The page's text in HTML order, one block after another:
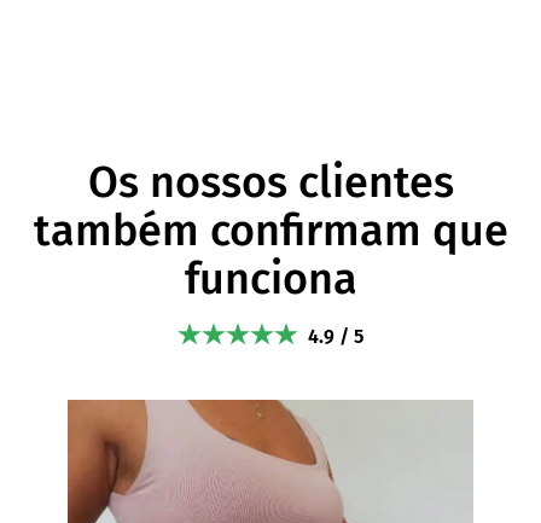
Os nossos clientes
também confirmam que
funciona
4.9 / 5